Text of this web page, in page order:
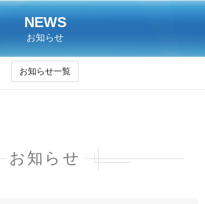
NEWS
お知らせ
お知らせ一覧
お知らせ